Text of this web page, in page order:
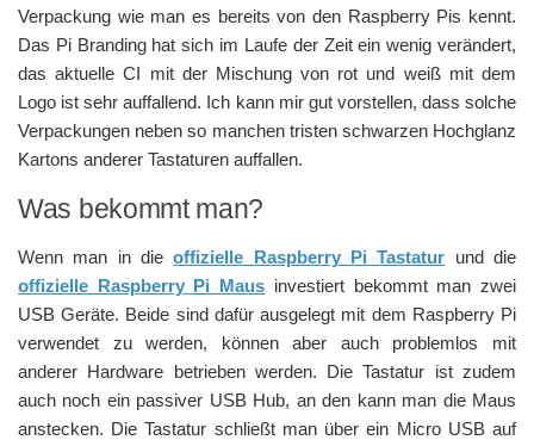
Verpackung wie man es bereits von den Raspberry Pis kennt.
Das Pi Branding hat sich im Laufe der Zeit ein wenig verändert,
das aktuelle CI mit der Mischung von rot und weiß mit dem
Logo ist sehr auffallend. Ich kann mir gut vorstellen, dass solche
Verpackungen neben so manchen tristen schwarzen Hochglanz
Kartons anderer Tastaturen auffallen.
Was bekommt man?
Wenn man in dieoffizielle Raspberry Pi Tastatur und die
offizielle Raspberry Pi Maus investiert bekommt man zwei
USB Geräte. Beide sind dafür ausgelegt mit dem Raspberry Pi
verwendet zu werden, können aber auch problemlos mit
anderer Hardware betrieben werden. Die Tastatur ist zudem
auch noch ein passiver USB Hub, an den kann man die Maus
anstecken. Die Tastatur schließt man über ein Micro USB auf